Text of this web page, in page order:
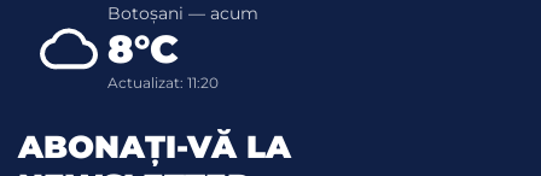
Botoșani — acum
8°C
Actualizat: 11:20
ABONAȚI-VĂ LA